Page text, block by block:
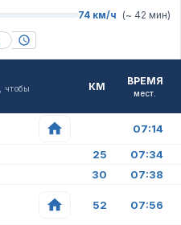
74 км/ч (~ 42 мин)
чтобы
КМ ВРЕМЯ
мест.
07:14
25 07:34
30 07:38
52 07:56